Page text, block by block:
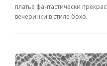
платье фантастически
вечеринки в стиле бохо.